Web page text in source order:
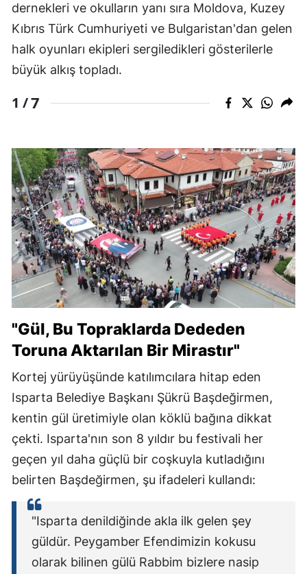
dernekleri ve okulların yanı sıra Moldova, Kuzey
Kıbrıs Türk Cumhuriyeti ve Bulgaristan'dan gelen
halk oyunları ekipleri sergiledikleri gösterilerle
büyük alkış topladı.
1 /7
"Gül, Bu Topraklarda Dededen
Toruna Aktarılan Bir Mirastır"
Kortej yürüyüşünde katılımcılara hitap eden
Isparta Belediye Başkanı Şükrü Başdeğirmen,
kentin gül üretimiyle olan köklü bağına dikkat
çekti. Isparta'nın son 8 yıldır bu festivali her
geçen yıl daha güçlü bir coşkuyla kutladığını
belirten Başdeğirmen, şu ifadeleri kullandı:
"Isparta denildiğinde akla ilk gelen şey
güldür. Peygamber Efendimizin kokusu
olarak bilinen gülü Rabbim bizlere nasip